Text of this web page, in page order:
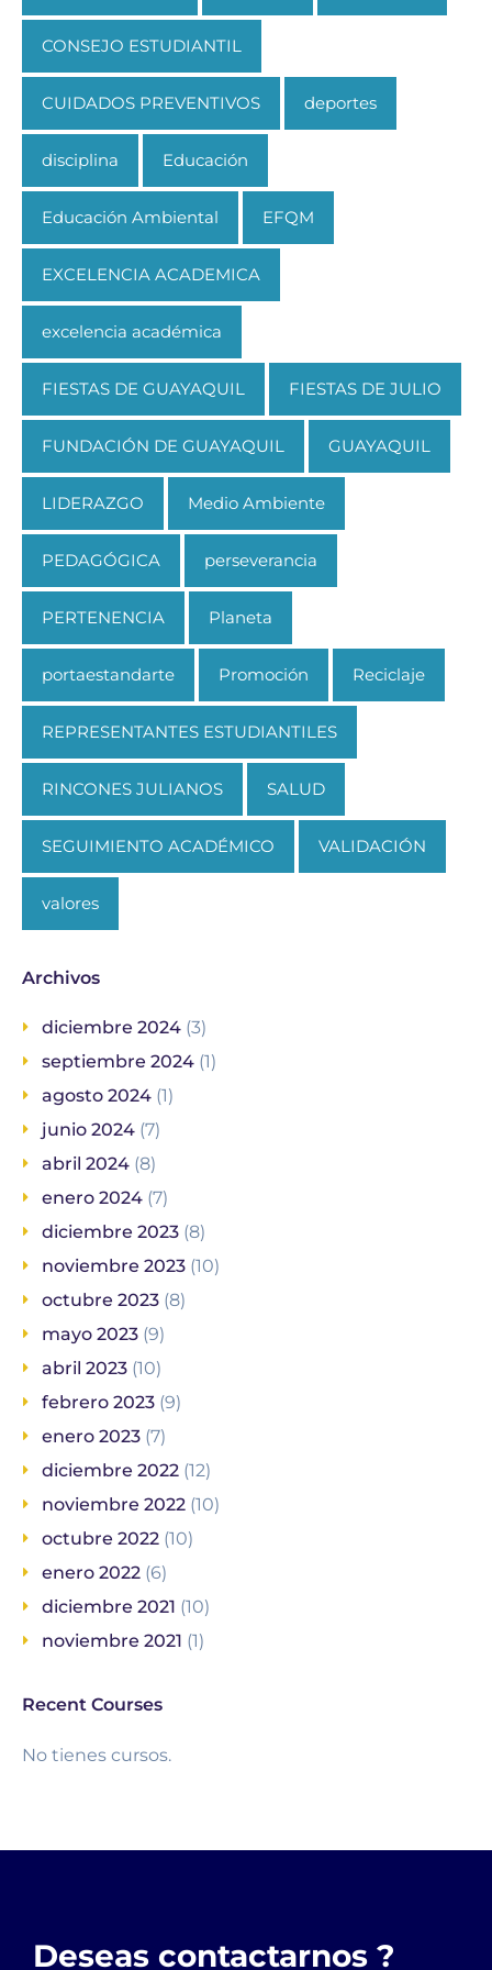
CONSEJO ESTUDIANTIL
CUIDADOS PREVENTIVOS deportes
disciplina Educación
Educación Ambiental EFQM
EXCELENCIA ACADEMICA
excelencia académica
FIESTAS DE GUAYAQUIL FIESTAS DE JULIO
FUNDACIÓN DE GUAYAQUIL GUAYAQUIL
LIDERAZGO Medio Ambiente
PEDAGÓGICA perseverancia
PERTENENCIA Planeta
portaestandarte Promoción Reciclaje
REPRESENTANTES ESTUDIANTILES
RINCONES JULIANOS SALUD
SEGUIMIENTO ACADÉMICO VALIDACIÓN
valores
Archivos
diciembre 2024 (3)
septiembre 2024 (1)
agosto 2024 (1)
junio 2024 (7)
abril 2024 (8)
enero 2024 (7)
diciembre 2023 (8)
noviembre 2023 (10)
octubre 2023 (8)
mayo 2023 (9)
abril 2023 (10)
febrero 2023 (9)
enero 2023 (7)
diciembre 2022 (12)
noviembre 2022 (10)
octubre 2022 (10)
enero 2022 (6)
diciembre 2021 (10)
noviembre 2021 (1)
Recent Courses
No tienes cursos.
Deseas contactarnos ?